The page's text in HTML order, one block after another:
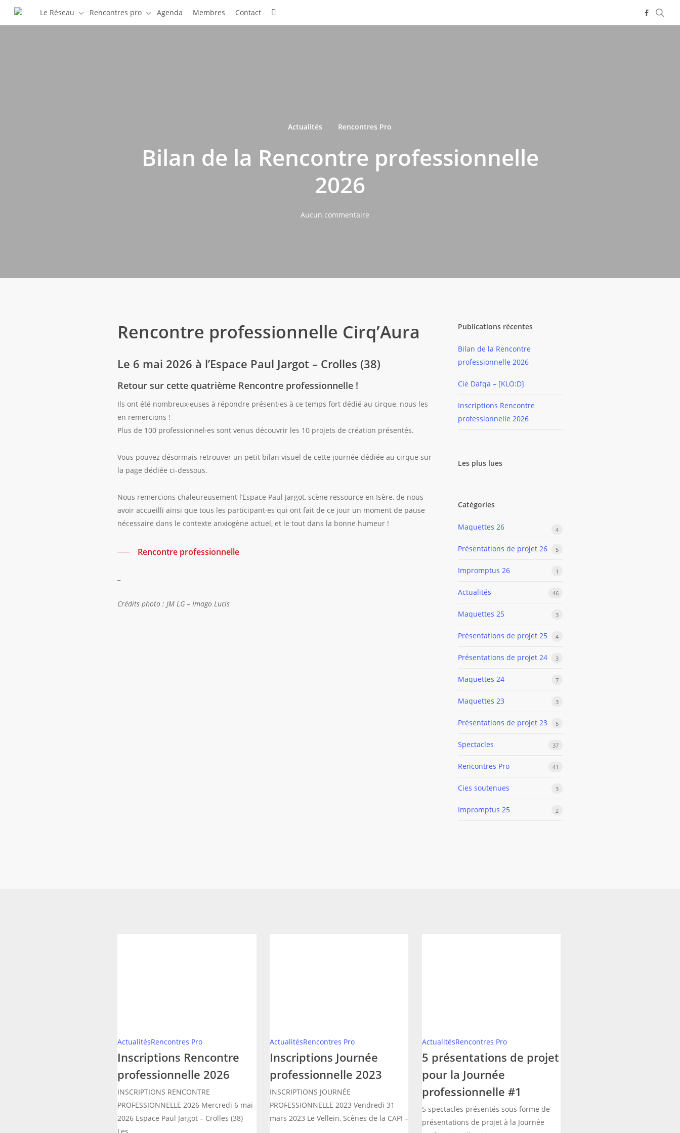
Le Réseau Rencontres pro Agenda Membres Contact facebook
Actualités Rencontres Pro
Bilan de la Rencontre professionnelle
2026
Aucun commentaire
Rencontre professionnelle Cirq’Aura
Le 6 mai 2026 à l’Espace Paul Jargot – Crolles (38)
Retour sur cette quatrième Rencontre professionnelle !
Ils ont été nombreux·euses à répondre présent·es à ce temps fort dédié au cirque, nous les
en remercions !
Plus de 100 professionnel·es sont venus découvrir les 10 projets de création présentés.
Vous pouvez désormais retrouver un petit bilan visuel de cette journée dédiée au cirque sur
la page dédiée ci-dessous.
Nous remercions chaleureusement l’Espace Paul Jargot, scène ressource en Isère, de nous
avoir accueilli ainsi que tous les participant·es qui ont fait de ce jour un moment de pause
nécessaire dans le contexte anxiogène actuel, et le tout dans la bonne humeur !
Rencontre professionnelle
Crédits photo : JM LG – Imago Lucis
Publications récentes
Bilan de la Rencontre
professionnelle 2026
Cie Dafqa – [KLO:D]
Inscriptions Rencontre
professionnelle 2026
Les plus lues
Catégories
Maquettes 26 4
Présentations de projet 26 5
Impromptus 26 1
Actualités 46
Maquettes 25 3
Présentations de projet 25 4
Présentations de projet 24 3
Maquettes 24 7
Maquettes 23 3
Présentations de projet 23 5
Spectacles 37
Rencontres Pro 41
Cies soutenues 3
Impromptus 25 2
ActualitésRencontres Pro
Inscriptions Rencontre
professionnelle 2026
INSCRIPTIONS RENCONTRE
PROFESSIONNELLE 2026 Mercredi 6 mai
2026 Espace Paul Jargot – Crolles (38)
ActualitésRencontres Pro
Inscriptions Journée
professionnelle 2023
INSCRIPTIONS JOURNÉE
PROFESSIONNELLE 2023 Vendredi 31
mars 2023 Le Vellein, Scènes de la CAPI –
ActualitésRencontres Pro
#1
5 présentations de projet
pour la Journée
professionnelle #1
5 spectacles présentés sous forme de
présentations de projet à la Journée